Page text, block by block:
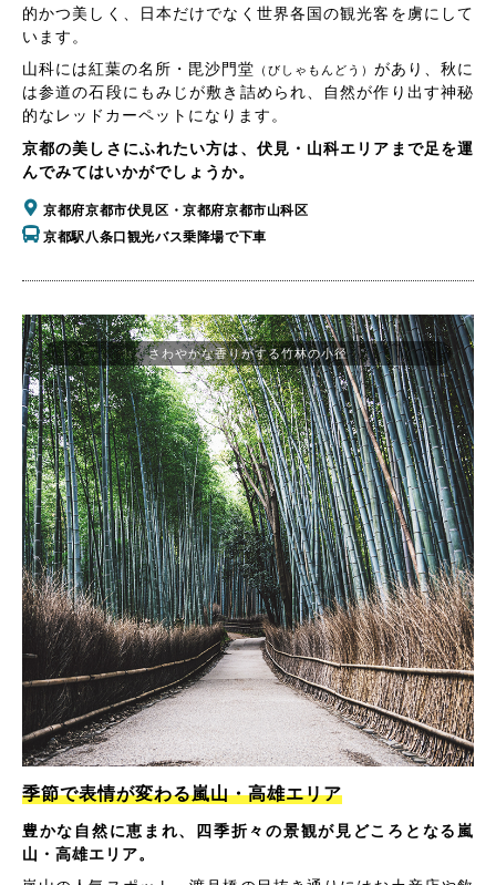
的かつ美しく、日本だけでなく世界各国の観光客を虜にして
います。
山科には紅葉の名所・毘沙門堂 （びしゃもんどう） があり、秋に
は参道の石段にもみじが敷き詰められ、自然が作り出す神秘
的なレッドカーペットになります。
京都の美しさにふれたい方は、伏見・山科エリアまで足を運
んでみてはいかがでしょうか。
京都府京都市伏見区・京都府京都市山科区
京都駅八条口観光バス乗降場で下車
さわやかな香りがする竹林の小径
季節で表情が変わる嵐山・高雄エリア
豊かな自然に恵まれ、四季折々の景観が見どころとなる嵐
山・高雄エリア。